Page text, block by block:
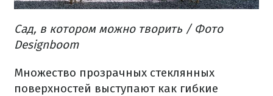
Сад, в котором можно творить / Фото
Designboom
Множество прозрачных стеклянных
поверхностей выступают как гибкие